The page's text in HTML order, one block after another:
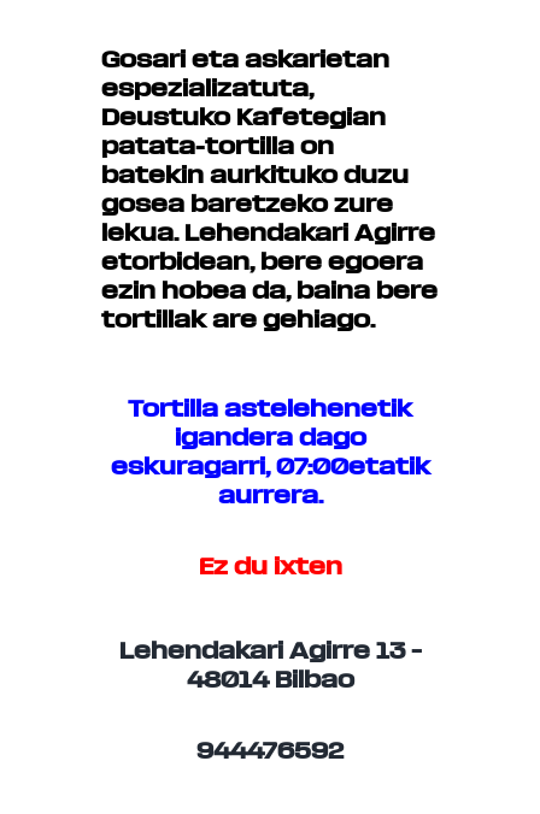
Gosari eta askarietan
espezializatuta,
Deustuko Kafetegian
patata-tortilla on
batekin aurkituko duzu
gosea baretzeko zure
lekua. Lehendakari Agirre
etorbidean, bere egoera
ezin hobea da, baina bere
tortillak are gehiago.
Tortilla astelehenetik
igandera dago
eskuragarri, 07:00etatik
aurrera.
Ez du ixten
Lehendakari Agirre 13 –
48014 Bilbao
944476592